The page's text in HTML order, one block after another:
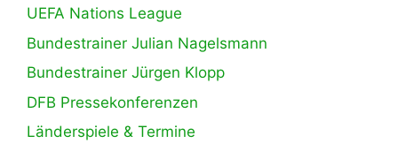
UEFA Nations League
Bundestrainer Julian Nagelsmann
Bundestrainer Jürgen Klopp
DFB Pressekonferenzen
Länderspiele & Termine